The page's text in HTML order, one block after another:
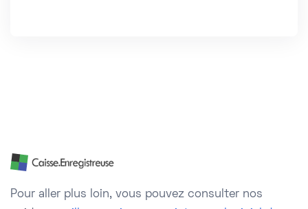
Pour aller plus loin, vous pouvez consulter nos